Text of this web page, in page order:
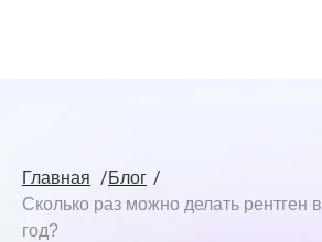
Главная /Блог /
Сколько раз можно делать рентген в
год?